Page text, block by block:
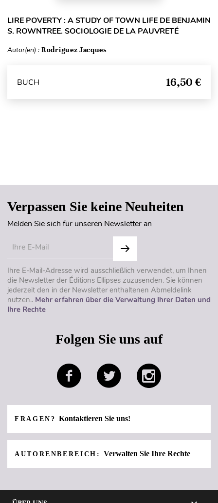
LIRE POVERTY : A STUDY OF TOWN LIFE DE BENJAMIN
S. ROWNTREE. SOCIOLOGIE DE LA PAUVRETÉ
Autor(en) : Rodriguez Jacques
BUCH 16,50 €
Verpassen Sie keine Neuheiten
Melden Sie sich für unseren Newsletter an
Ihre E-Mail-Adresse wird ausschließlich verwendet, um Ihnen
die Newsletter der Éditions Ellipses zuzusenden. Sie können
jederzeit den in der Newsletter enthaltenen Abmeldelink
nutzen.. Mehr erfahren über die Verwaltung Ihrer Daten und
Ihre Rechte
Folgen Sie uns auf
FRAGEN?Kontaktieren Sie uns!
AUTORENBEREICH: Verwalten Sie Ihre Rechte